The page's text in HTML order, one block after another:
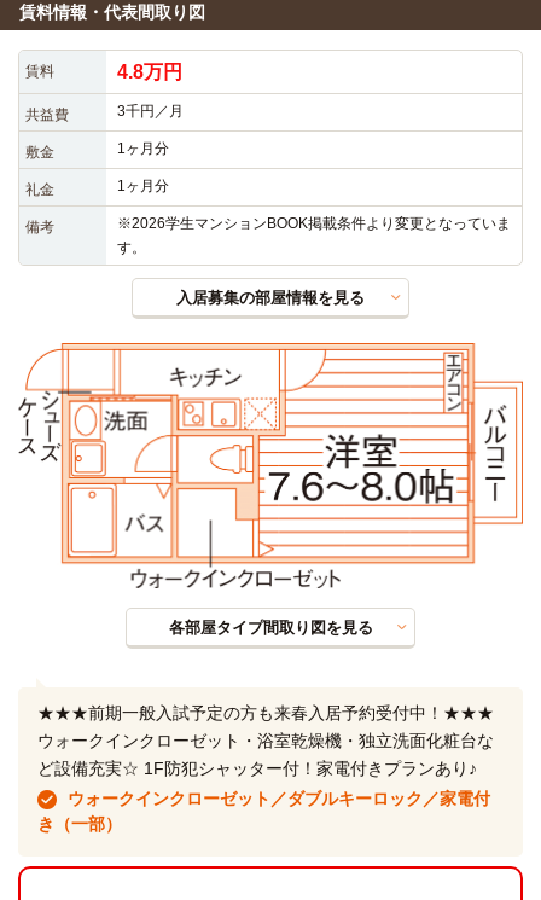
賃料情報・代表間取り図
賃料 4.8万円
共益費 3千円／月
敷金 1ヶ月分
礼金 1ヶ月分
備考
※2026学生マンションBOOK掲載条件より変更となっていま
す。
入居募集の部屋情報を見る
各部屋タイプ間取り図を見る
★★★前期一般入試予定の方も来春入居予約受付中！★★★
ウォークインクローゼット・浴室乾燥機・独立洗面化粧台な
ど設備充実☆ 1F防犯シャッター付！家電付きプランあり♪
ウォークインクローゼット／ダブルキーロック／家電付
き（一部）